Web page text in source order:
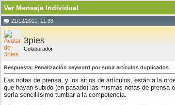
Ver Mensaje Individual
21/12/2011, 11:39
3pies
Colaborador
Respuesta: Penalización keyword por subir artículos duplicados
Las notas de prensa, y los sitios de artículos, están a la
que hayan subido (en pasado) las mismas notas de
sería sencillísimo tumbar a la competencia.